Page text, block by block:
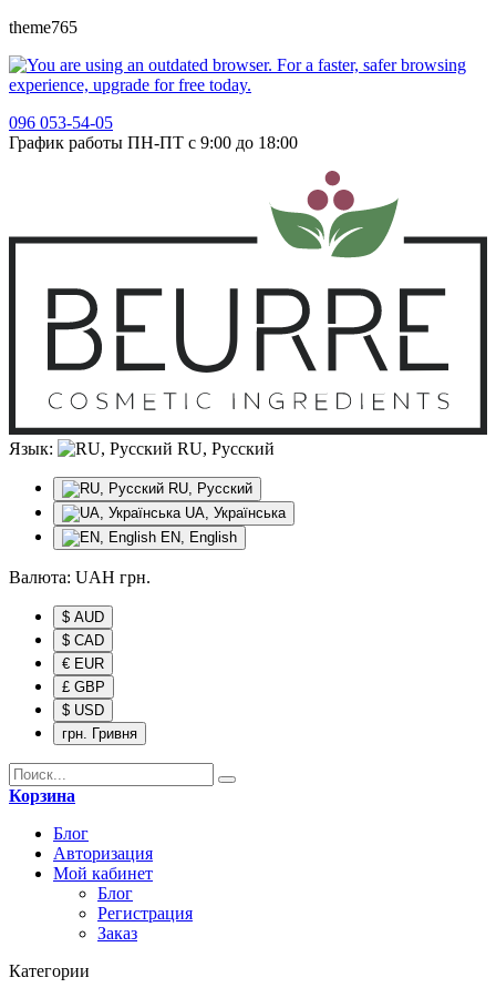
theme765
096 053-54-05
График работы ПН-ПТ с 9:00 до 18:00
Язык: RU, Русский
RU, Русский
UA, Українська
EN, English
Валюта: UAH грн.
$ AUD
$ CAD
€ EUR
£ GBP
$ USD
грн. Гривня
Корзина
Блог
Авторизация
Мой кабинет
Блог
Регистрация
Заказ
Категории